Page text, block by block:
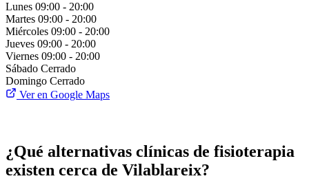
Lunes 09:00 - 20:00
Martes 09:00 - 20:00
Miércoles 09:00 - 20:00
Jueves 09:00 - 20:00
Viernes 09:00 - 20:00
Sábado Cerrado
Domingo Cerrado
Ver en Google Maps
¿Qué alternativas clínicas de fisioterapia
existen cerca de Vilablareix?